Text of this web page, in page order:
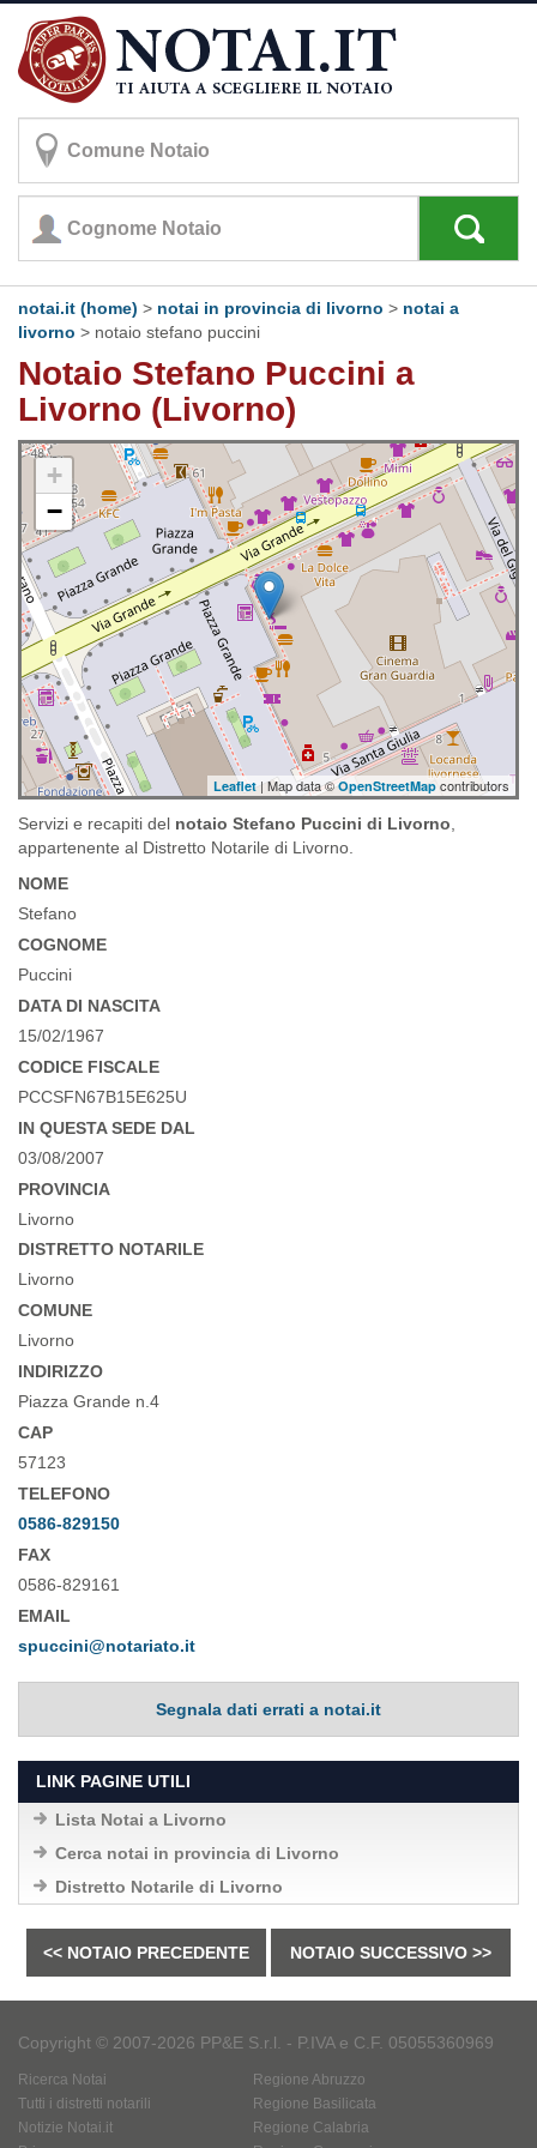
notai.it (home) > notai in provincia di livorno > notai a
livorno > notaio stefano puccini
Notaio Stefano Puccini a
Livorno (Livorno)
+
−
Leaflet | Map data ©OpenStreetMap contributors
Servizi e recapiti del notaio Stefano Puccini di Livorno
appartenente al Distretto Notarile di Livorno.
NOME
Stefano
COGNOME
Puccini
DATA DI NASCITA
15/02/1967
CODICE FISCALE
PCCSFN67B15E625U
IN QUESTA SEDE DAL
03/08/2007
PROVINCIA
Livorno
DISTRETTO NOTARILE
Livorno
COMUNE
Livorno
INDIRIZZO
Piazza Grande n.4
CAP
57123
TELEFONO
0586-829150
FAX
0586-829161
EMAIL
spuccini@notariato.it
Segnala dati errati a notai.it
LINK PAGINE UTILI
Lista Notai a Livorno
Cerca notai in provincia di Livorno
Distretto Notarile di Livorno
<< NOTAIO PRECEDENTE NOTAIO SUCCESSIVO >>
Copyright © 2007-2026 PP&E S.r.l. - P.IVA e C.F. 05055360969
Ricerca Notai
Tutti i distretti notarili
Notizie Notai.it
Regione Abruzzo
Regione Basilicata
Regione Calabria